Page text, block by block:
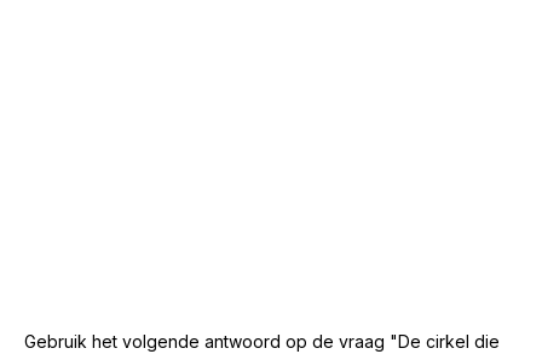
Gebruik het volgende antwoord op de vraag "De cirkel die